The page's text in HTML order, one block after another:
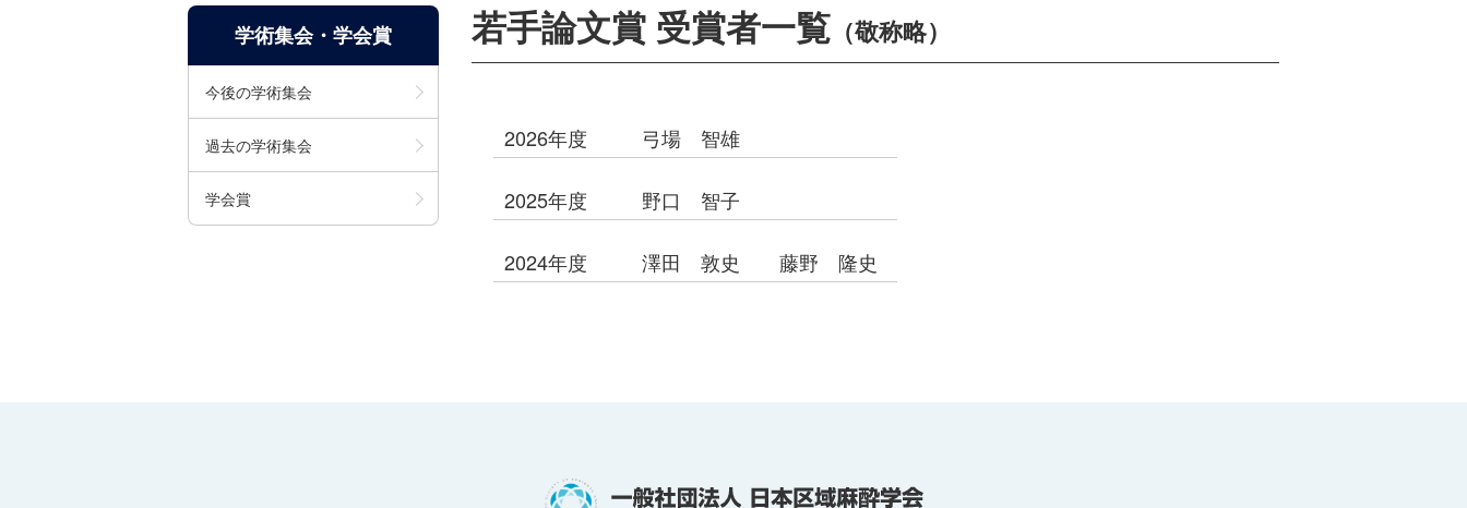
学術集会・学会賞
今後の学術集会
過去の学術集会
学会賞
若手論文賞 受賞者一覧 （敬称略）
2026年度 弓場 智雄
2025年度 野口 智子
2024年度 澤田 敦史 藤野 隆史